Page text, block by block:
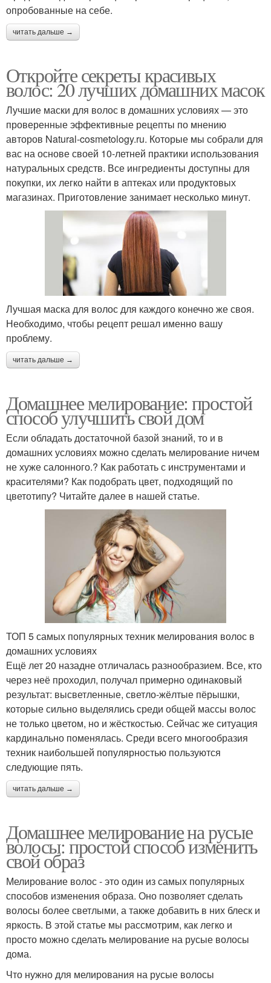
опробованные на себе.
читать дальше →
Откройте секреты красивых
волос: 20 лучших домашних масок
Лучшие маски для волос в домашних условиях — это
проверенные эффективные рецепты по мнению
авторов Natural-cosmetology.ru. Которые мы собрали для
вас на основе своей 10-летней практики использования
натуральных средств. Все ингредиенты доступны для
покупки, их легко найти в аптеках или продуктовых
магазинах. Приготовление занимает несколько минут.
Лучшая маска для волос для каждого конечно же своя.
Необходимо, чтобы рецепт решал именно вашу
проблему.
читать дальше →
Домашнее мелирование: простой
способ улучшить свой дом
Если обладать достаточной базой знаний, то и в
домашних условиях можно сделать мелирование ничем
не хуже салонного.? Как работать с инструментами и
красителями? Как подобрать цвет, подходящий по
цветотипу? Читайте далее в нашей статье.
ТОП 5 самых популярных техник мелирования волос в
домашних условиях
Ещё лет 20 назадне отличалась разнообразием. Все, кто
через неё проходил, получал примерно одинаковый
результат: высветленные, светло-жёлтые пёрышки,
которые сильно выделялись среди общей массы волос
не только цветом, но и жёсткостью. Сейчас же ситуация
кардинально поменялась. Среди всего многообразия
техник наибольшей популярностью пользуются
следующие пять.
читать дальше →
Домашнее мелирование на русые
волосы: простой способ изменить
свой образ
Мелирование волос - это один из самых популярных
способов изменения образа. Оно позволяет сделать
волосы более светлыми, а также добавить в них блеск и
яркость. В этой статье мы рассмотрим, как легко и
просто можно сделать мелирование на русые волосы
дома.
Что нужно для мелирования на русые волосы